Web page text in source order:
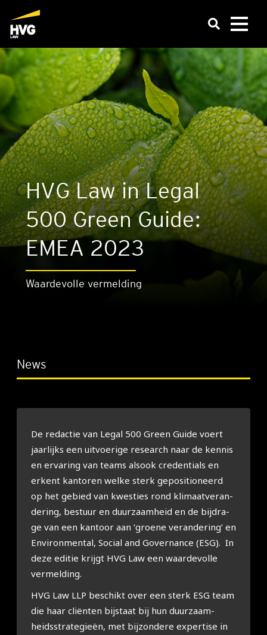
HVG Law in Legal
500 Green Gui­de:
EMEA 2023
Waardevolle vermelding
News
De redac­tie van Legal 500 Green Gui­de voert
jaar­lijks een uit­voe­ri­ge research naar de kennis
en erva­ring van teams als­ook cre­den­ti­als en
erkent kan­to­ren wel­ke sterk gepo­si­ti­o­neerd
op het gebied van kwes­ties rond kli­maat­ver­an­
de­ring, bestuur en duur­zaam­heid en de bij­dra­
ge van een kan­toor aan ‘groe­ne ver­an­de­ring’ en
Envi­ron­men­tal, Soci­al and Gover­nan­ce (ESG). In
deze edi­tie krijgt HVG Law een waar­de­vol­le
ver­mel­ding.
HVG Law LLP beschikt over een sterk ESG team
die haar cli­ën­ten bij­staat bij hun duur­zaam­
heids­stra­te­gie­ën, met bij­zon­de­re exper­ti­se in